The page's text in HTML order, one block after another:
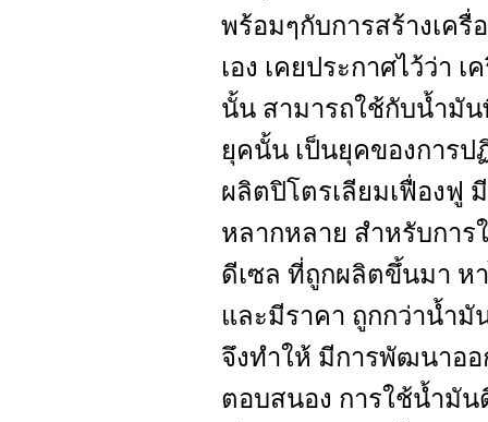
พร้อมๆกับการสร้างเค
เอง เคยประกาศไว้ว่า
นั้น สามารถใช้กับน้ำมั
ยุคนั้น เป็นยุคของการ
ผลิตปิโตรเลียมเฟื่องฟู
หลากหลาย สำหรับการ
ดีเซล ที่ถูกผลิตขึ้นมา ห
และมีราคา ถูกกว่าน้ำ
จึงทำให้ มีการพัฒนาออ
ตอบสนอง การใช้น้ำมัน